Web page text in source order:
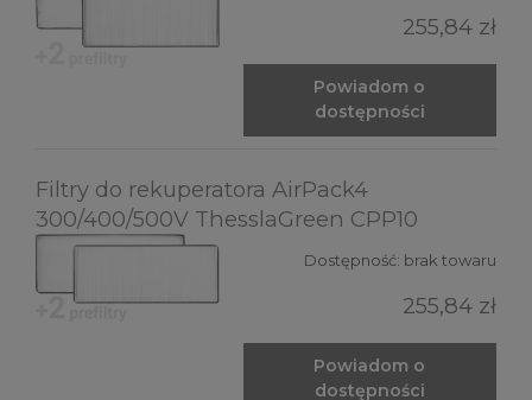
255,84 zł
Powiadom o
dostępności
Filtry do rekuperatora AirPack4
300/400/500V ThesslaGreen CPP10
Dostępność: brak towaru
255,84 zł
Powiadom o
dostępności